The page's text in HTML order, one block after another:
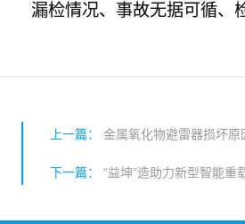
漏检情况、事故无据可循、
上一篇： 金属氧化物避雷器损坏原
下一篇： “益坤”造助力新型智能重